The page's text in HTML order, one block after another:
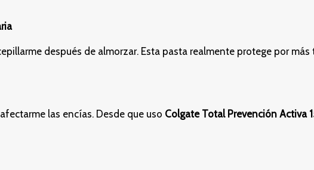
después de almorzar. Esta pasta realmente protege por
las encías. Desde que uso Colgate Total Prevención Activa